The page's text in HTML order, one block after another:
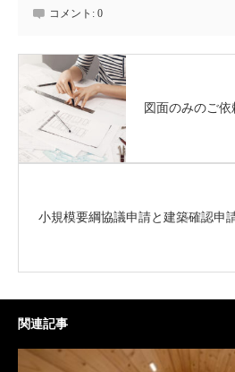
コメント: 0
図面のみのご依
小規模要綱協議申請と建築確認申
関連記事